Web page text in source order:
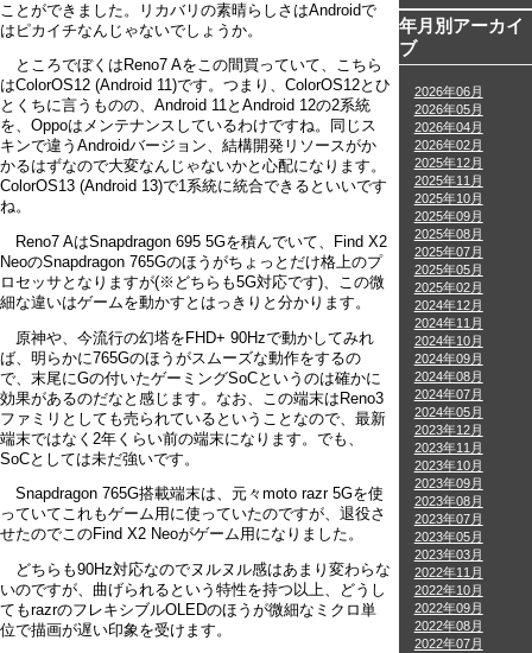
ことができました。リカバリの素晴らしさはAndroidで
はピカイチなんじゃないでしょうか。
ところでぼくはReno7 Aをこの間買っていて、こちら
はColorOS12 (Android 11)です。つまり、ColorOS12とひ
とくちに言うものの、Android 11とAndroid 12の2系統
を、Oppoはメンテナンスしているわけですね。同じス
キンで違うAndroidバージョン、結構開発リソースがか
かるはずなので大変なんじゃないかと心配になります。
ColorOS13 (Android 13)で1系統に統合できるといいです
ね。
Reno7 AはSnapdragon 695 5Gを積んでいて、Find X2
NeoのSnapdragon 765Gのほうがちょっとだけ格上のプ
ロセッサとなりますが(※どちらも5G対応です)、この微
細な違いはゲームを動かすとはっきりと分かります。
原神や、今流行の幻塔をFHD+ 90Hzで動かしてみれ
ば、明らかに765Gのほうがスムーズな動作をするの
で、末尾にGの付いたゲーミングSoCというのは確かに
効果があるのだなと感じます。なお、この端末はReno3
ファミリとしても売られているということなので、最新
端末ではなく2年くらい前の端末になります。でも、
SoCとしては未だ強いです。
Snapdragon 765G搭載端末は、元々moto razr 5Gを使
っていてこれもゲーム用に使っていたのですが、退役さ
せたのでこのFind X2 Neoがゲーム用になりました。
どちらも90Hz対応なのでヌルヌル感はあまり変わらな
いのですが、曲げられるという特性を持つ以上、どうし
てもrazrのフレキシブルOLEDのほうが微細なミクロ単
位で描画が遅い印象を受けます。
年月別アーカイ
ブ
2026年06月
2026年05月
2026年04月
2026年02月
2025年12月
2025年11月
2025年10月
2025年09月
2025年08月
2025年07月
2025年05月
2025年02月
2024年12月
2024年11月
2024年10月
2024年09月
2024年08月
2024年07月
2024年05月
2023年12月
2023年11月
2023年10月
2023年09月
2023年08月
2023年07月
2023年05月
2023年03月
2022年11月
2022年10月
2022年09月
2022年08月
2022年07月